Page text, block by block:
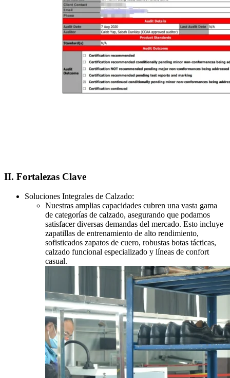
II. Fortalezas Clave
Soluciones Integrales de Calzado:
Nuestras amplias capacidades cubren una vasta gama
de categorías de calzado, asegurando que podamos
satisfacer diversas demandas del mercado. Esto incluye
zapatillas de entrenamiento de alto rendimiento,
sofisticados zapatos de cuero, robustas botas tácticas,
calzado funcional especializado y líneas de confort
casual.